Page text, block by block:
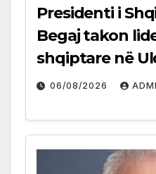
Presidenti i
Begaj takon
shqiptare në
06/08/2026